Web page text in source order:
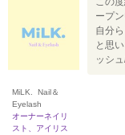
MiLK. Nail＆
Eyelash
オーナーネイリ
スト、アイリス
ープ
自分
と思
ッシ